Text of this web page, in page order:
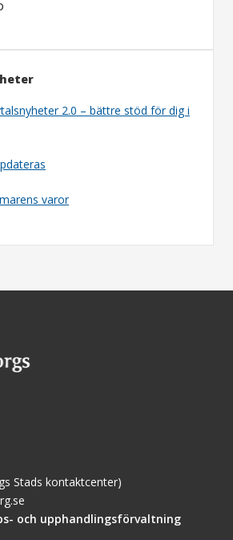
2.0 – bättre stöd för dig i
varor
Stads kontaktcenter)
och upphandlingsförvaltning(öppnas